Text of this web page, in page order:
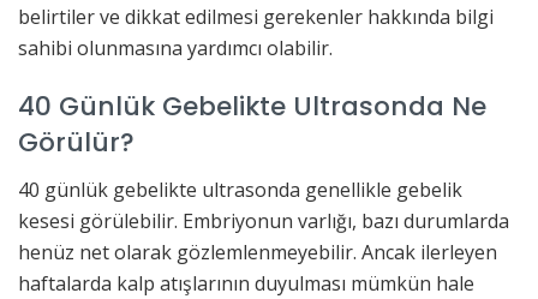
belirtiler ve dikkat edilmesi gerekenler hakkında bilgi
sahibi olunmasına yardımcı olabilir.
40 Günlük Gebelikte Ultrasonda Ne
Görülür?
40 günlük gebelikte ultrasonda genellikle gebelik
kesesi görülebilir. Embriyonun varlığı, bazı durumlarda
henüz net olarak gözlemlenmeyebilir. Ancak ilerleyen
haftalarda kalp atışlarının duyulması mümkün hale